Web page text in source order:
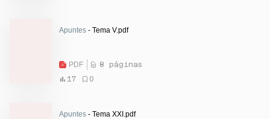
Apuntes - Tema V.pdf
PDF
8 páginas
17
0
Apuntes - Tema XXI.pdf